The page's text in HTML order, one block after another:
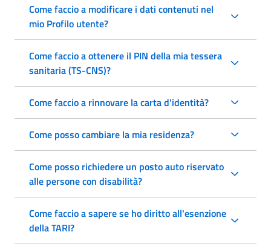
Come faccio a modificare i dati contenuti nel
mio Profilo utente?
Come faccio a ottenere il PIN della mia tessera
sanitaria (TS-CNS)?
Come faccio a rinnovare la carta d'identità?
Come posso cambiare la mia residenza?
Come posso richiedere un posto auto riservato
alle persone con disabilità?
Come faccio a sapere se ho diritto all'esenzione
della TARI?